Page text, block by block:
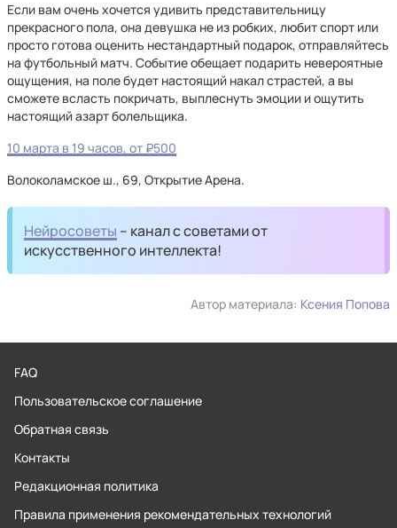
Если вам очень хочется удивить представительницу
прекрасного пола, она девушка не из робких, любит спорт или
просто готова оценить нестандартный подарок, отправляйтесь
на футбольный матч. Событие обещает подарить невероятные
ощущения, на поле будет настоящий накал страстей, а вы
сможете всласть покричать, выплеснуть эмоции и ощутить
настоящий азарт болельщика.
10 марта в 19 часов, от ₽500
Волоколамское ш., 69, Открытие Арена.
Нейросоветы – канал с советами от
искусственного интеллекта!
Автор материала: Ксения Попова
FAQ
Пользовательское соглашение
Обратная связь
Контакты
Редакционная политика
Правила применения рекомендательных технологий